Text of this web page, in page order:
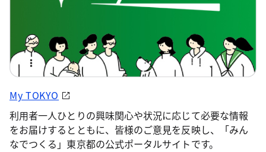
My TOKYO
利用者一人ひとりの興味関心や状況に応じて必要な情報
をお届けするとともに、皆様のご意見を反映し、「みん
なでつくる」東京都の公式ポータルサイトです。